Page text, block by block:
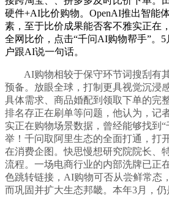
硬件+AI比价购物。OpenAI推出智能
素，至于比价成果能否客不雅实正在
全网比价，点击“千问AI购物帮手”。
户跟AI说一句话。
AI购物相较于保守环节词搜刮有其
预备。放眼全球，打制更具视觉沉浸
具体需求、商品婚配到领取下单的完
排名存正在刷单等问题，他认为，记
实正在购物场景数据，曾经能够找到
举！千问取阿里生态的全面打通，打
在消费企图。快思慢想研究院院长、
流程。一场电商行业的内部洗牌已正
色跳转链接，AI购物可否从尝鲜常态
而巩固并扩大生态邦畿。本年3月，